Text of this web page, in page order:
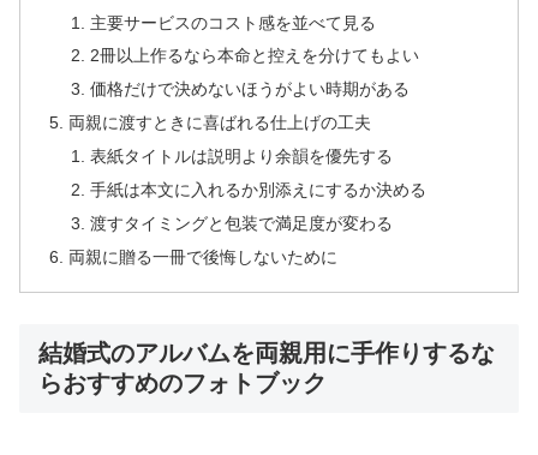
主要サービスのコスト感を並べて見る
2冊以上作るなら本命と控えを分けてもよい
価格だけで決めないほうがよい時期がある
両親に渡すときに喜ばれる仕上げの工夫
表紙タイトルは説明より余韻を優先する
手紙は本文に入れるか別添えにするか決める
渡すタイミングと包装で満足度が変わる
両親に贈る一冊で後悔しないために
結婚式のアルバムを両親用に手作りするな
らおすすめのフォトブック